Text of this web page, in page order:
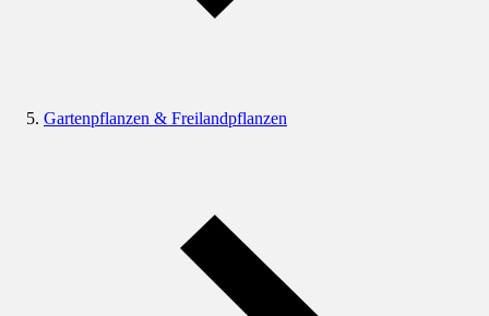
Gartenpflanzen & Freilandpflanzen